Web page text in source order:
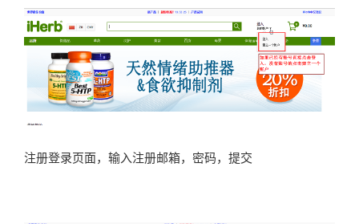
注册登录页面，输入注册邮箱，密码，提交